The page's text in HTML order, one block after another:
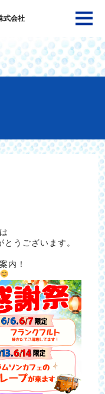
式会社
うございます。
内！